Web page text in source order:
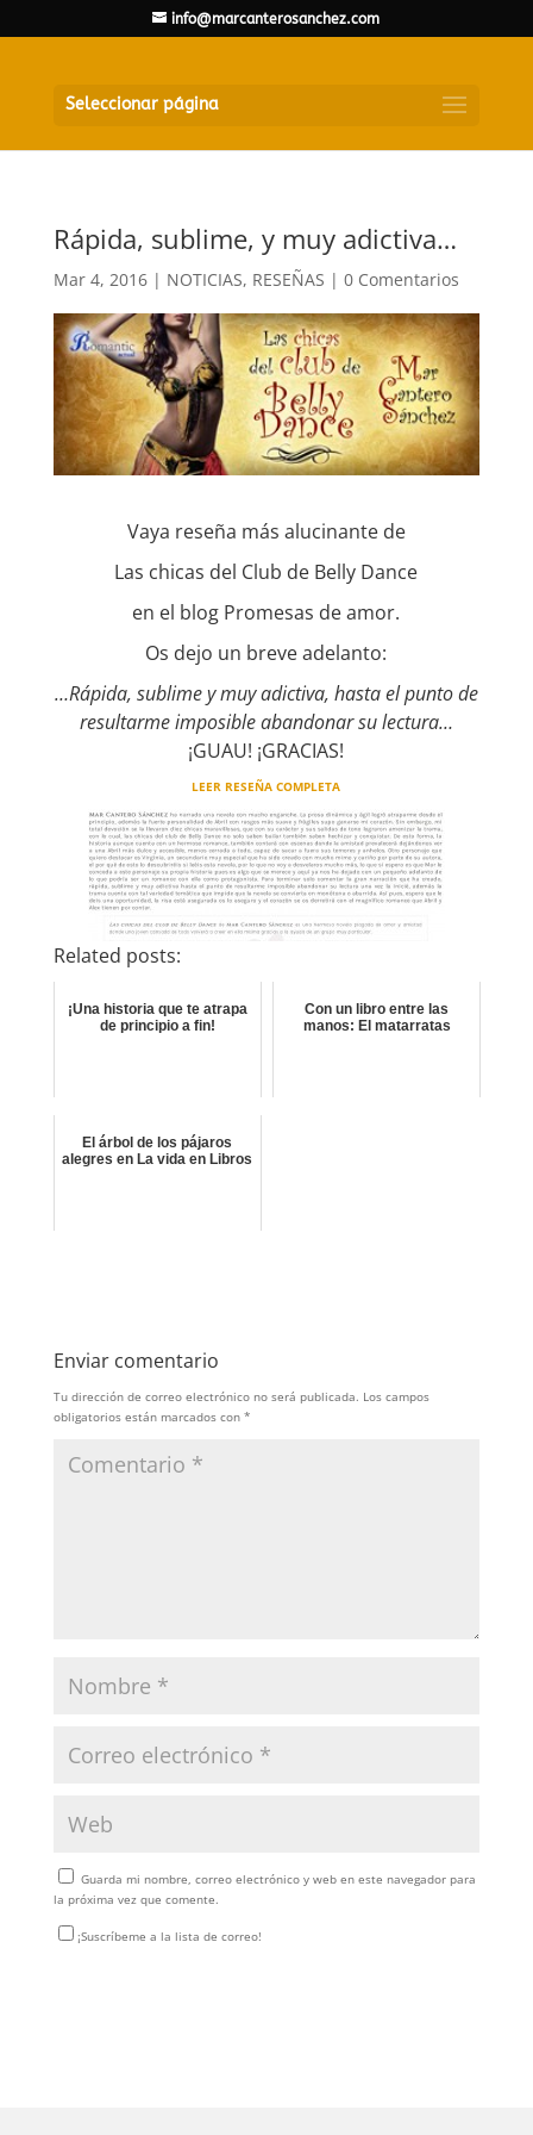
info@marcanterosanchez.com
Seleccionar página
Rápida, sublime, y muy adictiva…
Mar 4, 2016| NOTICIAS, RESEÑAS | 0 Comentarios
Vaya reseña más alucinante de
Las chicas del Club de Belly Dance
en el blog Promesas de amor.
Os dejo un breve adelanto:
…Rápida, sublime y muy adictiva, hasta el punto de
resultarme imposible abandonar su lectura…
¡GUAU! ¡GRACIAS!
LEER RESEÑA COMPLETA
Related posts:
¡Una historia que te atrapa
de principio a fin!
Con un libro entre las
manos: El matarratas
El árbol de los pájaros
alegres en La vida en Libros
Enviar comentario
Tu dirección de correo electrónico no será publicada. Los campos
obligatorios están marcados con *
Guarda mi nombre, correo electrónico y web en este navegador para
la próxima vez que comente.
¡Suscríbeme a la lista de correo!